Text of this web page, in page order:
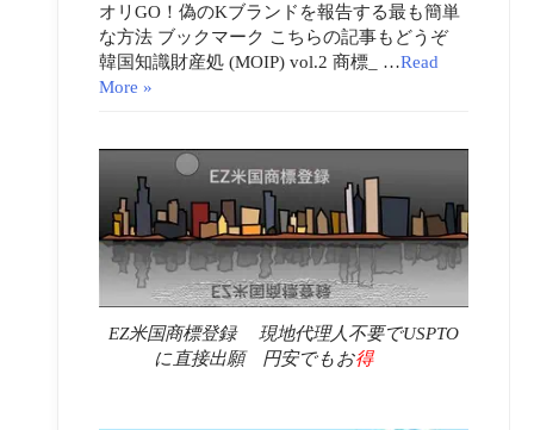
オリGO！偽のKブランドを報告する最も簡単
な方法 ブックマーク こちらの記事もどうぞ
韓国知識財産処 (MOIP) vol.2 商標_ …Read
More »
EZ米国商標登録 現地代理人不要でUSPTO
に直接出願 円安でもお得